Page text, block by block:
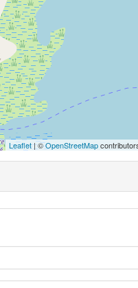
Leaflet| ©OpenStreetMap